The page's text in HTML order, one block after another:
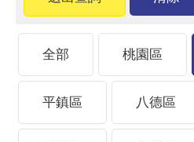
全部 桃園區
平鎮區 八德區